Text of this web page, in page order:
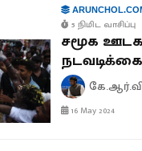
5 நிமிட வாசிப்பு
சமூக
16 May 2024